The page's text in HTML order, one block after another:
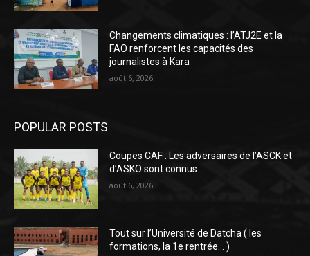
Changements climatiques : l’ATJ2E et la
FAO renforcent les capacités des
journalistes à Kara
août 6, 2026
POPULAR POSTS
Coupes CAF : Les adversaires de l’ASCK et
d’ASKO sont connus
août 6, 2026
Tout sur l’Université de Datcha ( les
formations, la 1e rentrée… )